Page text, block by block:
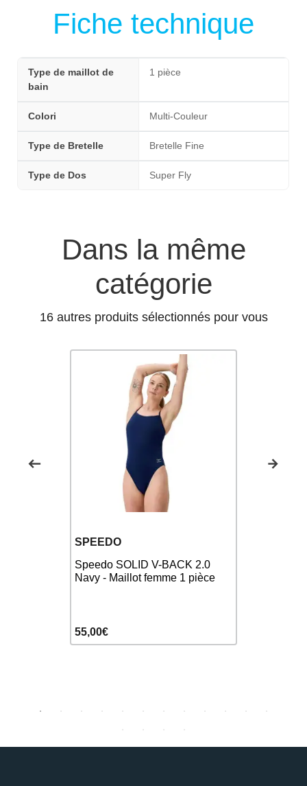
Fiche technique
Type de maillot de
bain
1 pièce
Colori Multi-Couleur
Type de Bretelle Bretelle Fine
Type de Dos Super Fly
Dans la même
catégorie
16 autres produits sélectionnés pour vous
SPEEDO
Speedo SOLID V-BACK 2.0
Navy - Maillot femme 1 pièce
55,00€